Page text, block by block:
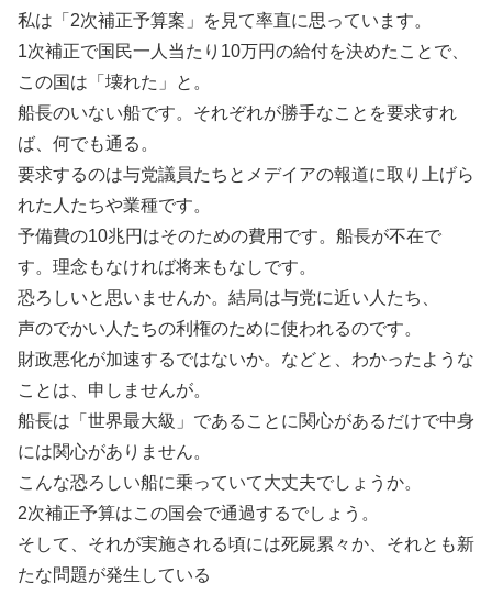
私は「2次補正予算案」を見て率直に思っています。
1次補正で国民一人当たり10万円の給付を決めたことで、
この国は「壊れた」と。
船長のいない船です。それぞれが勝手なことを要求すれ
ば、何でも通る。
要求するのは与党議員たちとメデイアの報道に取り上げら
れた人たちや業種です。
予備費の10兆円はそのための費用です。船長が不在で
す。理念もなければ将来もなしです。
恐ろしいと思いませんか。結局は与党に近い人たち、
声のでかい人たちの利権のために使われるのです。
財政悪化が加速するではないか。などと、わかったような
ことは、申しませんが。
船長は「世界最大級」であることに関心があるだけで中身
には関心がありません。
こんな恐ろしい船に乗っていて大丈夫でしょうか。
2次補正予算はこの国会で通過するでしょう。
そして、それが実施される頃には死屍累々か、それとも新
たな問題が発生している